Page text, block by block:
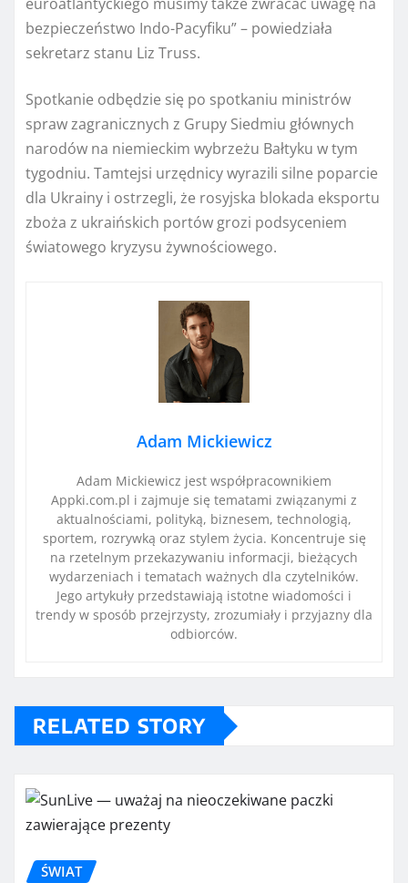
bezpieczeństwo Indo-Pacyfiku” – powiedziała
sekretarz stanu Liz Truss.
Spotkanie odbędzie się po spotkaniu ministrów
spraw zagranicznych z Grupy Siedmiu głównych
narodów na niemieckim wybrzeżu Bałtyku w tym
tygodniu. Tamtejsi urzędnicy wyrazili silne poparcie
dla Ukrainy i ostrzegli, że rosyjska blokada eksportu
zboża z ukraińskich portów grozi podsyceniem
światowego kryzysu żywnościowego.
Adam Mickiewicz
Adam Mickiewicz jest współpracownikiem
Appki.com.pl i zajmuje się tematami związanymi z
aktualnościami, polityką, biznesem, technologią,
sportem, rozrywką oraz stylem życia. Koncentruje się
na rzetelnym przekazywaniu informacji, bieżących
wydarzeniach i tematach ważnych dla czytelników.
Jego artykuły przedstawiają istotne wiadomości i
trendy w sposób przejrzysty, zrozumiały i przyjazny dla
odbiorców.
RELATED STORY
ŚWIAT